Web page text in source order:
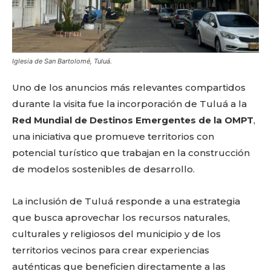
Iglesia de San Bartolomé, Tuluá.
Uno de los anuncios más relevantes compartidos
durante la visita fue la incorporación de Tuluá a la
Red Mundial de Destinos Emergentes de la OMPT,
una iniciativa que promueve territorios con
potencial turístico que trabajan en la construcción
de modelos sostenibles de desarrollo.
La inclusión de Tuluá responde a una estrategia
que busca aprovechar los recursos naturales,
culturales y religiosos del municipio y de los
territorios vecinos para crear experiencias
auténticas que beneficien directamente a las